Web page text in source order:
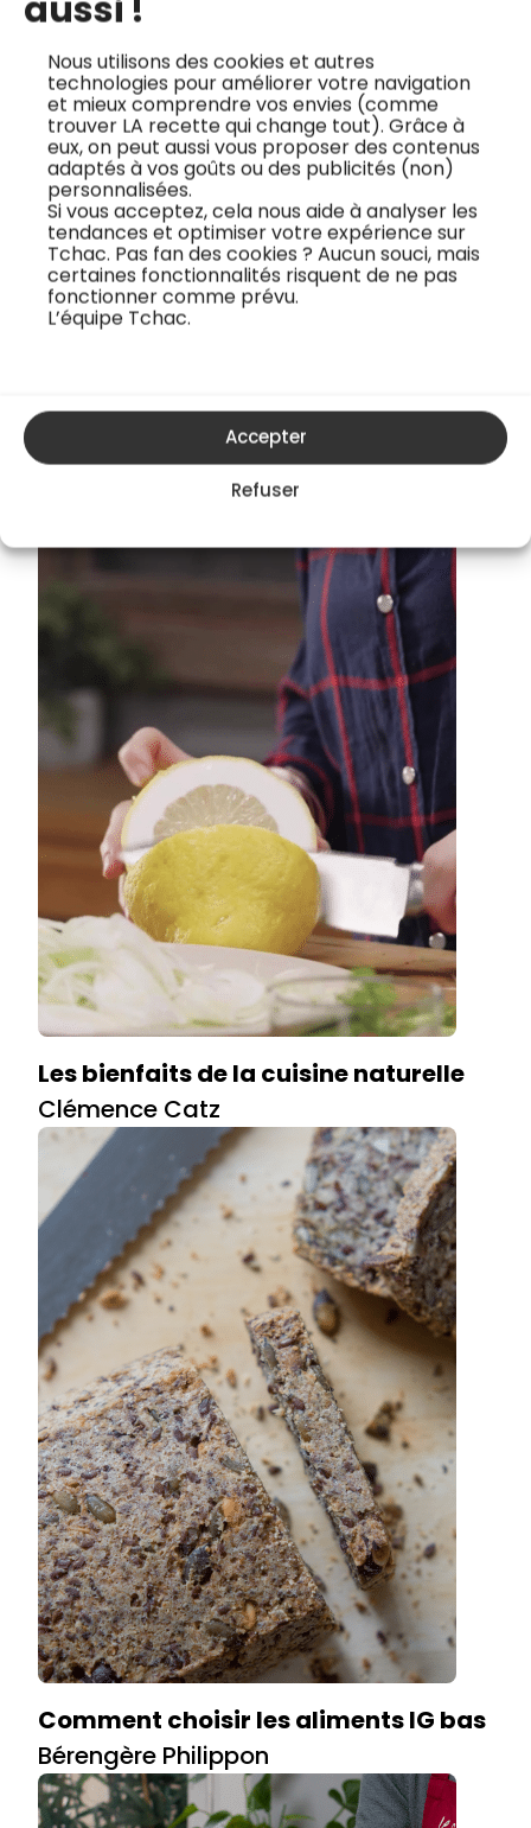
aussi !
Nous utilisons des cookies et autres
technologies pour améliorer votre navigation
et mieux comprendre vos envies (comme
trouver LA recette qui change tout). Grâce à
eux, on peut aussi vous proposer des contenus
adaptés à vos goûts ou des publicités (non)
personnalisées.
Si vous acceptez, cela nous aide à analyser les
tendances et optimiser votre expérience sur
Tchac. Pas fan des cookies ? Aucun souci, mais
certaines fonctionnalités risquent de ne pas
fonctionner comme prévu.
L’équipe Tchac.
Accepter
Refuser
Clémence Catz
Les bienfaits de la cuisine naturelle
Clémence Catz
Comment choisir les aliments IG bas
Bérengère Philippon